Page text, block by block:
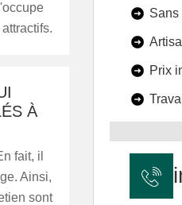
À
fait, il
Ainsi,
sont
Sans
Prix